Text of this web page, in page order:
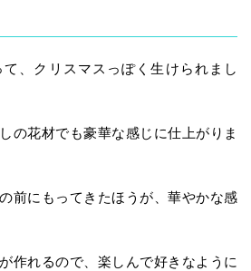
、クリスマスっぽく生けられまし
の花材でも豪華な感じに仕上がりま
前にもってきたほうが、華やかな感
作れるので、楽しんで好きなように